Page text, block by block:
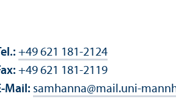
+49 621 181-2124
+49 621 181-2119
Mail: samhanna@mail.uni-